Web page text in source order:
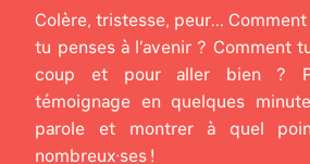
Colère, tristesse, peur...
tu penses à l’avenir ? Comment
coup et pour aller bien ?
témoignage en quelques
parole et montrer à quel
nombreux·ses !